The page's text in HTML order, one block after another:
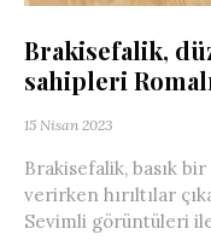
Brakisefalik,
sahipleri
15 Nisan 2023
Brakisefalik, basık
verirken hırıltılar
Sevimli görüntüleri